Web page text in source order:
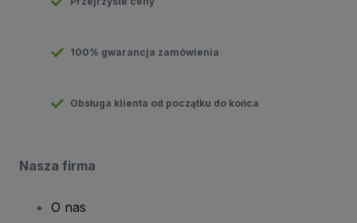
100% gwarancja zamówienia
Obsługa klienta od początku do końca
Nasza firma
O nas